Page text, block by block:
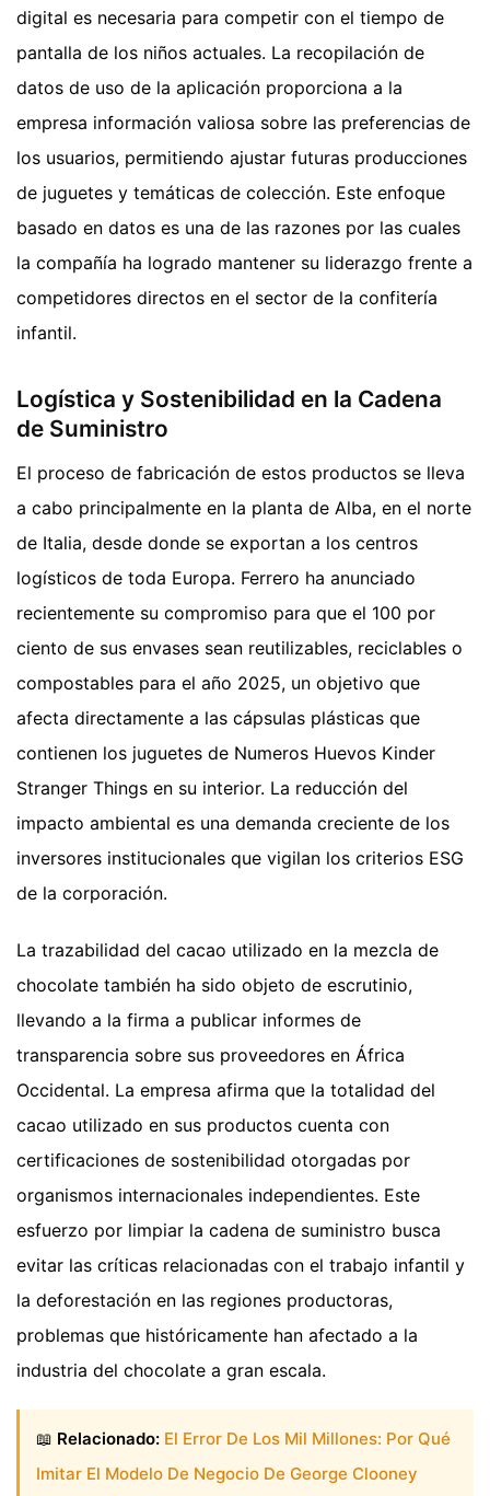
digital es necesaria para competir con el tiempo de
pantalla de los niños actuales. La recopilación de
datos de uso de la aplicación proporciona a la
empresa información valiosa sobre las preferencias de
los usuarios, permitiendo ajustar futuras producciones
de juguetes y temáticas de colección. Este enfoque
basado en datos es una de las razones por las cuales
la compañía ha logrado mantener su liderazgo frente a
competidores directos en el sector de la confitería
infantil.
Logística y Sostenibilidad en la Cadena
de Suministro
El proceso de fabricación de estos productos se lleva
a cabo principalmente en la planta de Alba, en el norte
de Italia, desde donde se exportan a los centros
logísticos de toda Europa. Ferrero ha anunciado
recientemente su compromiso para que el 100 por
ciento de sus envases sean reutilizables, reciclables o
compostables para el año 2025, un objetivo que
afecta directamente a las cápsulas plásticas que
contienen los juguetes de Numeros Huevos Kinder
Stranger Things en su interior. La reducción del
impacto ambiental es una demanda creciente de los
inversores institucionales que vigilan los criterios ESG
de la corporación.
La trazabilidad del cacao utilizado en la mezcla de
chocolate también ha sido objeto de escrutinio,
llevando a la firma a publicar informes de
transparencia sobre sus proveedores en África
Occidental. La empresa afirma que la totalidad del
cacao utilizado en sus productos cuenta con
certificaciones de sostenibilidad otorgadas por
organismos internacionales independientes. Este
esfuerzo por limpiar la cadena de suministro busca
evitar las críticas relacionadas con el trabajo infantil y
la deforestación en las regiones productoras,
problemas que históricamente han afectado a la
industria del chocolate a gran escala.
📖 Relacionado: El Error De Los Mil Millones: Por Qué
Imitar El Modelo De Negocio De George Clooney